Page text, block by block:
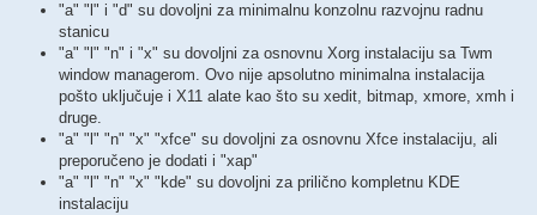
"a" "l" i "d" su dovoljni za minimalnu konzolnu razvojnu radnu
stanicu
"a" "l" "n" i "x" su dovoljni za osnovnu Xorg instalaciju sa Twm
window managerom. Ovo nije apsolutno minimalna instalacija
pošto uključuje i X11 alate kao što su xedit, bitmap, xmore, xmh i
druge.
"a" "l" "n" "x" "xfce" su dovoljni za osnovnu Xfce instalaciju, ali
preporučeno je dodati i "xap"
"a" "l" "n" "x" "kde" su dovoljni za prilično kompletnu KDE
instalaciju